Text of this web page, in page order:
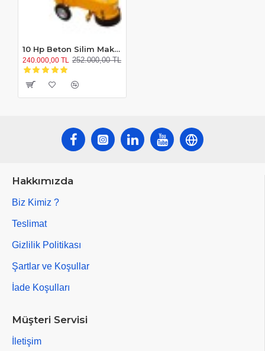
10 Hp Beton Silim Makinesi
240.000,00 TL 252.000,00 TL
Hakkımızda
Biz Kimiz ?
Teslimat
Gizlilik Politikası
Şartlar ve Koşullar
İade Koşulları
Müşteri Servisi
İletişim